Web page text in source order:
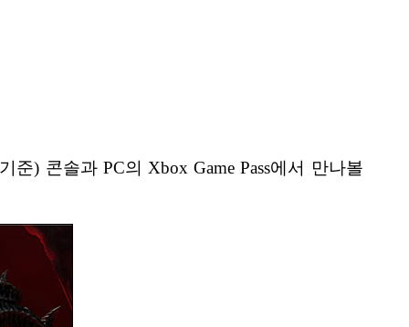
) 콘솔과 PC의 Xbox Game Pass에서 만나볼